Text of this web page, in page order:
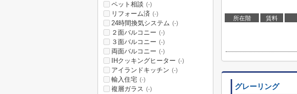
所在階 賃料
グレーリング
ペット相談 (-)
リフォーム済 (-)
24時間換気システム (-)
２面バルコニー (-)
３面バルコニー (-)
両面バルコニー (-)
IHクッキングヒーター (-)
アイランドキッチン (-)
輸入住宅 (-)
複層ガラス (-)